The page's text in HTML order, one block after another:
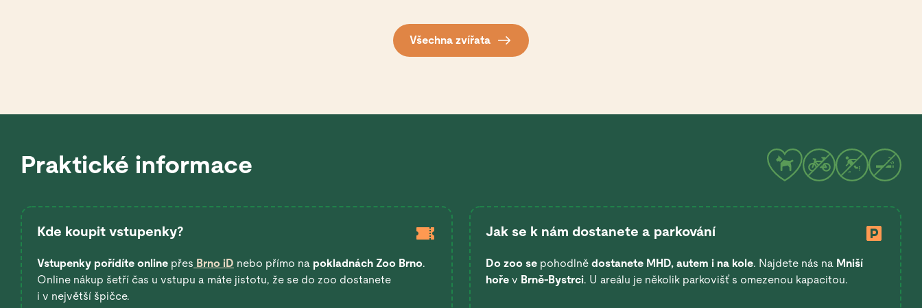
Všechna zvířata
Praktické informace
Kde koupit vstupenky?
Vstupenky pořídíte online přes Brno iD nebo přímo na pokladnách Zoo Brno.
Online nákup šetří čas u vstupu a máte jistotu, že se do zoo dostanete
i v největší špičce.
Jak se k nám dostanete a parkování
Do zoo se pohodlně dostanete MHD, autem i na kole. Najdete nás na Mniší
hoře v Brně-Bystrci. U areálu je několik parkovišť s omezenou kapacitou.